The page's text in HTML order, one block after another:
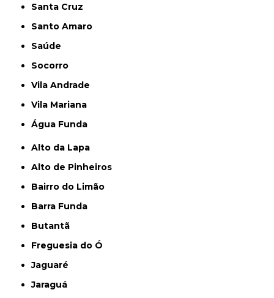
Santa Cruz
Santo Amaro
Saúde
Socorro
Vila Andrade
Vila Mariana
Água Funda
Alto da Lapa
Alto de Pinheiros
Bairro do Limão
Barra Funda
Butantã
Freguesia do Ó
Jaguaré
Jaraguá